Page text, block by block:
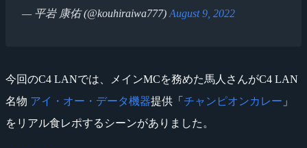
— 平岩 康佑 (@kouhiraiwa777) August 9, 2022
今回のC4 LANでは、メインMCを務めた馬人さんがC4 LAN
名物 アイ・オー・データ機器提供「 チャンピオンカレー 」
をリアル食レポするシーンがありました。